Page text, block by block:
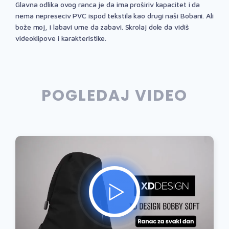
Glavna odlika ovog ranca je da ima proširiv kapacitet i da
nema nepreseciv PVC ispod tekstila kao drugi naši Bobani. Ali
bože moj, i labavi ume da zabavi. Skrolaj dole da vidiš
videoklipove i karakteristike.
POGLEDAJ VIDEO